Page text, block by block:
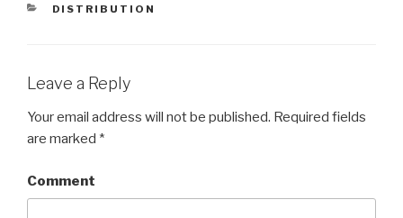
CATEGORIES
DISTRIBUTION
Leave a Reply
Your email address will not be published. Required fields
are marked *
Comment